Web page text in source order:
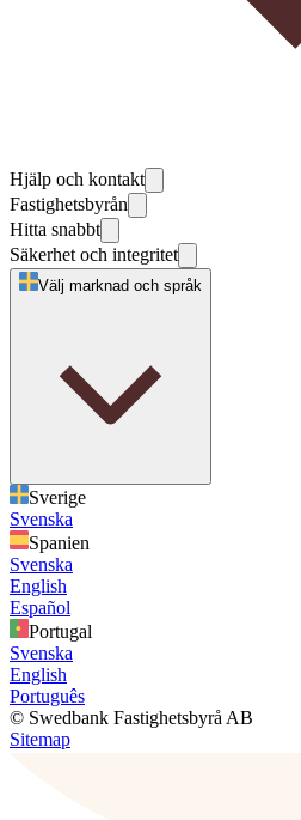
Hjälp och kontakt
Fastighetsbyrån
Hitta snabbt
Säkerhet och integritet
Välj marknad och språk
Sverige
Svenska
Spanien
Svenska
English
Español
Portugal
Svenska
English
Português
© Swedbank Fastighetsbyrå AB
Sitemap